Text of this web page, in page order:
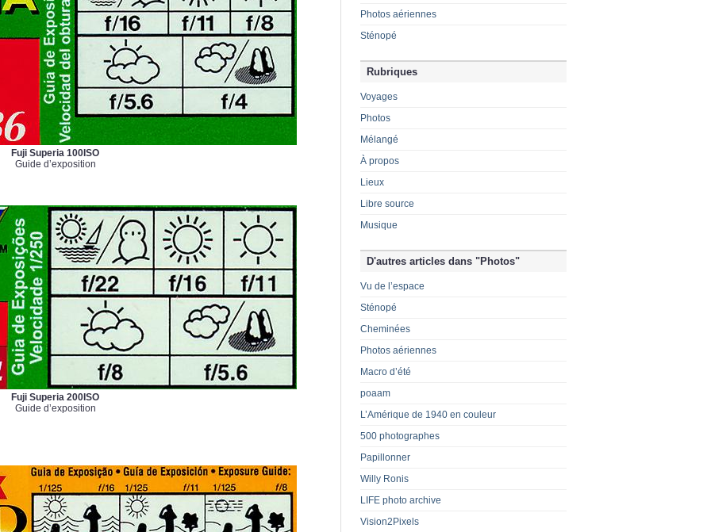
Fuji Superia 100ISO
Guide d’exposition
Fuji Superia 200ISO
Guide d’exposition
Photos aériennes
Sténopé
Rubriques
Voyages
Photos
Mélangé
À propos
Lieux
Libre source
Musique
D'autres articles dans "Photos"
Vu de l’espace
Sténopé
Cheminées
Photos aériennes
Macro d’été
poaam
L’Amérique de 1940 en couleur
500 photographes
Papillonner
Willy Ronis
LIFE photo archive
Vision2Pixels